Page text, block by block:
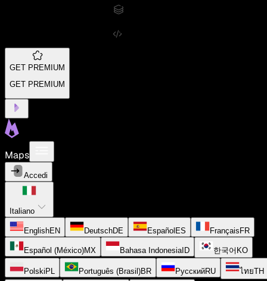
GET PREMIUM
GET PREMIUM
Maps
Accedi
Italiano
EnglishEN DeutschDE EspañolES FrançaisFR
Español (México)MX Bahasa IndonesiaID 한국어 KO
PolskiPL Português (Brasil)BR РусскийRU ไทยTH